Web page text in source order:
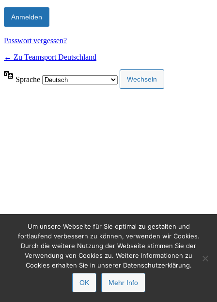
Passwort vergessen?
← Zu Teamsport Deutschland
Sprache
Um unsere Webseite für Sie optimal zu gestalten und
fortlaufend verbessern zu können, verwenden wir Cookies.
Durch die weitere Nutzung der Webseite stimmen Sie der
Verwendung von Cookies zu. Weitere Informationen zu
Cookies erhalten Sie in unserer Datenschutzerklärung.
OK Mehr Info